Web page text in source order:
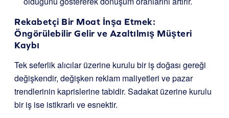
Rekabetçi Bir Moat İnşa Etmek:
Öngörülebilir Gelir ve Azaltılmış Müşteri
Kaybı
Tek seferlik alıcılar üzerine kurulu bir iş doğası gereği
değişkendir, değişken reklam maliyetleri ve pazar
trendlerinin kaprislerine tabidir. Sadakat üzerine kurulu
bir iş ise istikrarlı ve esnektir.